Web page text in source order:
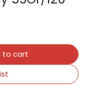
to cart